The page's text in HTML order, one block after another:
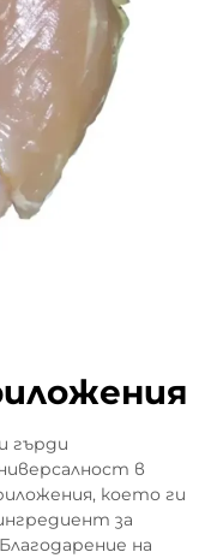
гърди
в
което ги
за
на